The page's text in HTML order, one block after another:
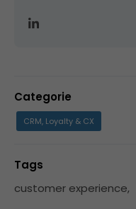
Categorie
CRM, Loyalty & CX
Tags
customer experience,